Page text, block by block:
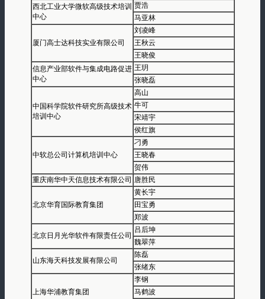
西北工业大学微软高级技术培训
中心
贾浩
马亚林
厦门高士达科技实业有限公司
刘凌峰
王秋云
王晓俊
信息产业部软件与集成电路促进
中心
王玥
张晓磊
中国科学院软件研究所高级技术
培训中心
高山
牛可
宋靖宇
侯红旗
中软总公司计算机培训中心
刁勇
王晓春
贺伟
重庆南华中天信息技术有限公司 唐胜民
北京华育国际教育集团
黄长宇
田宝勇
郑波
北京日月光华软件有限责任公司
吕后坤
魏翠萍
山东海天科技发展有限公司
陈磊
张绪东
上海华浦教育集团
李钢
马鹤波